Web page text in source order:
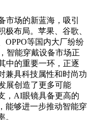
场的新蓝海，吸引
布局。苹果、谷歌、
OPPO等国内大厂纷纷
智能穿戴设备市场正
中的重要一环，正逐
兼具科技属性和时尚功
展创造了更多可能
，AI眼镜具备更高的
能够进一步推动智能穿
。